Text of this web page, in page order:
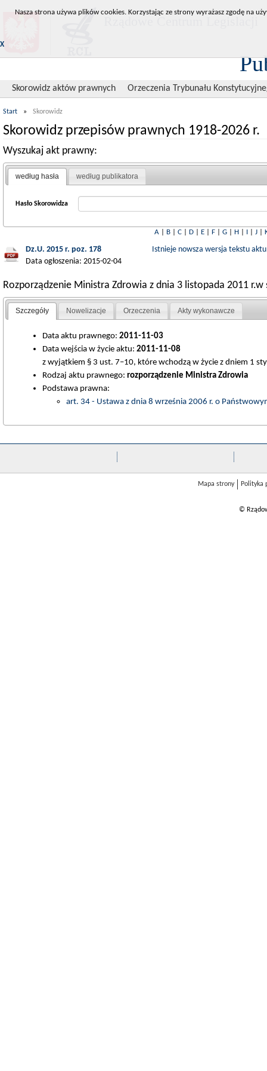
Skorowidz aktów prawnych Orzeczenia Trybunału
Start » Skorowidz
Skorowidz przepisów prawnych 1918-2026 r.
Wyszukaj akt prawny:
według hasła według publikatora
Hasło Skorowidza
A| B| C| D| E| F| G| H| I| J|
Dz.U. 2015 r. poz. 178
Data ogłoszenia: 2015-02-04
Istnieje nowsza wersja tekstu aktu
Rozporządzenie Ministra Zdrowia z dnia 3 listopada 2011
Szczegóły Nowelizacje Orzeczenia Akty wykonawcze
Data aktu prawnego: 2011-11-03
Data wejścia w życie aktu: 2011-11-08
z wyjątkiem § 3 ust. 7–10, które wchodzą w życie z dniem 1
Rodzaj aktu prawnego: rozporządzenie Ministra Zdrowia
Podstawa prawna:
art. 34 - Ustawa z dnia 8 września 2006 r. o
Mapa strony Polityka
©
Nasza strona używa plików cookies. Korzystając ze strony wyrażasz zgodę na
X